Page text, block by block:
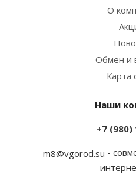
О
Обмен и
Карта
Наши
+7 (980)
m8@vgorod.su -